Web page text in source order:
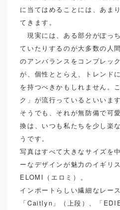
に当てはめることには、あま
てきます。
現実には、ある部分がぽっ
ていたりするのが大多数の人
のアンバランスをコンプレッ
が、個性ととらえ、トレンド
を持つべきかもしれません。
ク」が流行っているといいま
そうでも、それが無防備で可
換は、いつも私たちを少し楽
うです。
写真はすべて大きなサイズを
ーなデザインが魅力のイギリ
ELOMI（エロミ）。
インポートらしい繊細なレー
「Caitlyn」（上段）、「